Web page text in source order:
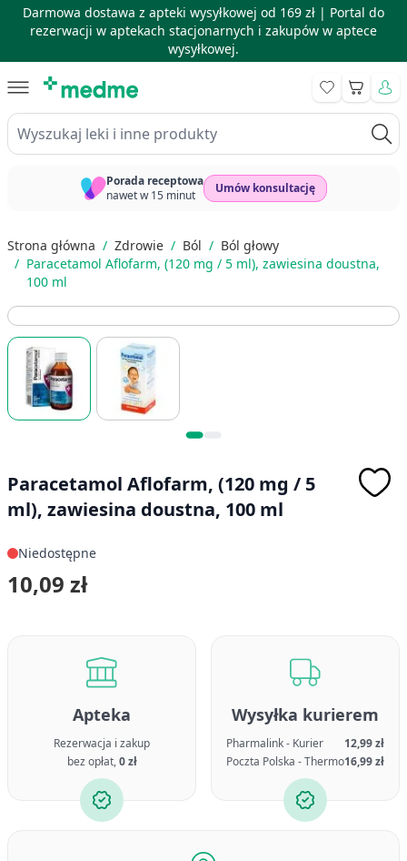
Darmowa dostawa z apteki wysyłkowej od 169 zł | Portal do
rezerwacji w aptekach stacjonarnych i zakupów w aptece
wysyłkowej.
Wyszukaj leki i inne produkty
Koszyk
Porada receptowa
nawet w 15 minut
Umów konsultację
Strona główna / Zdrowie / Ból / Ból głowy
/ Paracetamol Aflofarm, (120 mg / 5 ml), zawiesina doustna,
100 ml
Paracetamol Aflofarm, (120 mg / 5
ml), zawiesina doustna, 100 ml
Niedostępne
10,09 zł
Apteka
Rezerwacja i zakup
bez opłat,0 zł
Wysyłka kurierem
Pharmalink - Kurier
12,99 zł
Poczta Polska - Thermo16,99 zł